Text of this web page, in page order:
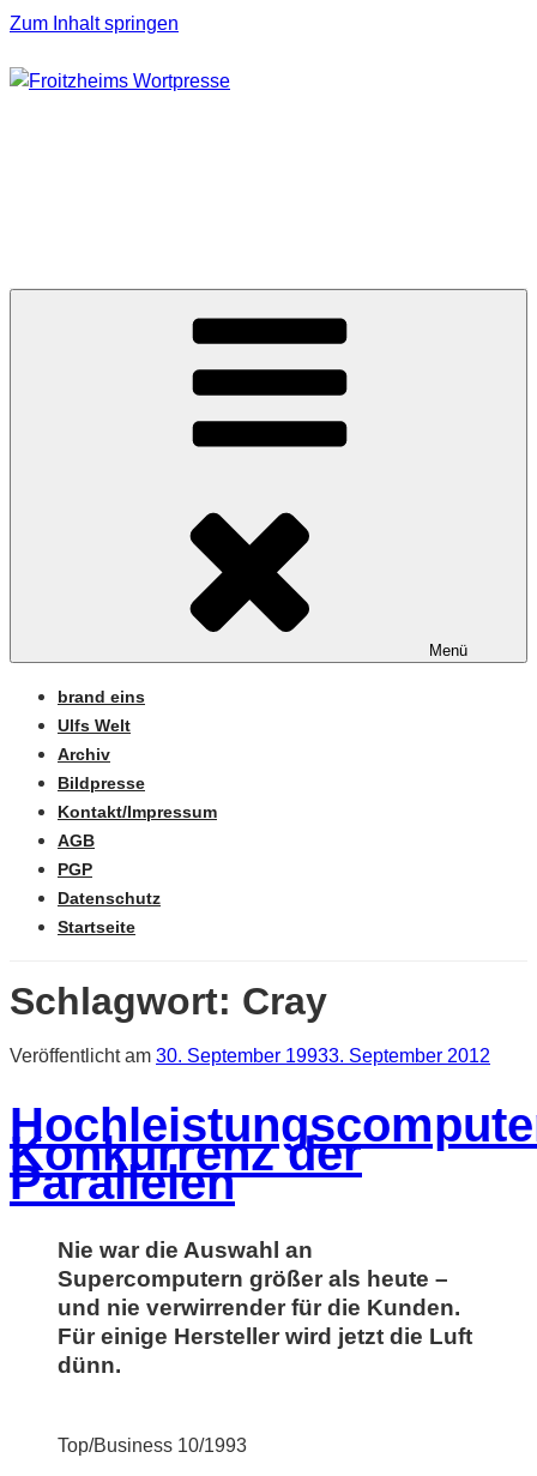
Zum Inhalt springen
Menü
brand eins
Ulfs Welt
Archiv
Bildpresse
Kontakt/Impressum
AGB
PGP
Datenschutz
Startseite
Schlagwort: Cray
Veröffentlicht am 30. September 19933. September 2012
Konkurrenz der
Parallelen
Nie war die Auswahl an
Supercomputern größer als heute –
und nie verwirrender für die Kunden.
Für einige Hersteller wird jetzt die Luft
dünn.
Top/Business 10/1993